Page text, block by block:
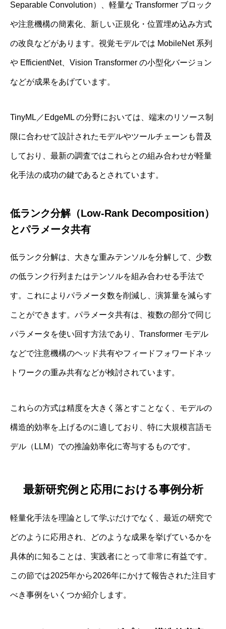
Separable Convolution）、軽量な Transformer ブロック
や注意機構の簡素化、新しい正規化・位置埋め込み方式
の改良などがあります。視覚モデルでは MobileNet 系列
や EfficientNet、Vision Transformer の小型化バージョン
などが成果をあげています。
TinyML／EdgeML の分野においては、端末のリソース制
限に合わせて設計されたモデルやツールチェーンも普及
しており、最新の調査ではこれらとの組み合わせが軽量
化手法の成功の鍵であるとされています。
低ランク分解（Low-Rank Decomposition）
とパラメータ共有
低ランク分解は、大きな重みテンソルを分解して、少数
の低ランク行列またはテンソルを組み合わせる手法で
す。これによりパラメータ数を削減し、演算量を減らす
ことができます。パラメータ共有は、複数の部分で同じ
パラメータを使い回す方法であり、Transformer モデル
などで注意機構のヘッド共有やフィードフォワードネッ
トワークの重み共有などが検討されています。
これらの方式は精度を大きく落とすことなく、モデルの
構造的効率を上げるのに適しており、特に大規模言語モ
デル（LLM）での推論効率化に寄与するものです。
最新研究例と応用における事例分析
軽量化手法を理論として学ぶだけでなく、最近の研究で
どのように応用され、どのような成果を挙げているかを
具体的に知ることは、実践者にとって非常に有益です。
この節では2025年から2026年にかけて報告された注目す
べき事例をいくつか紹介します。